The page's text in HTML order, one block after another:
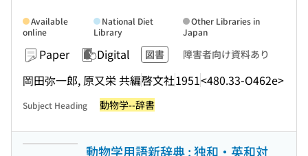
Paper Digital 図書 障害者向け資料あり
岡田弥一郎, 原又栄 共編啓文社1951<480.33-O462e>
Available
online
National Diet
Library
Other Libraries in
Japan
Subject Heading 動物学--辞書
動物学用語新辞典 : 独和・英和対